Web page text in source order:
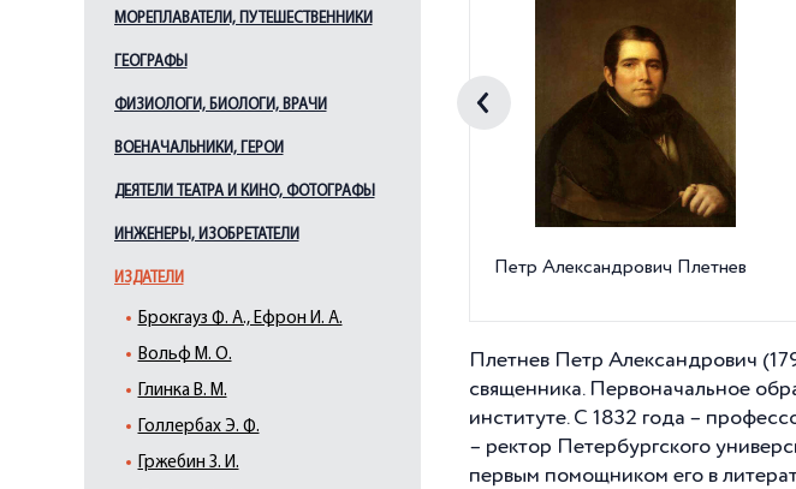
МОРЕПЛАВАТЕЛИ, ПУТЕШЕСТВЕННИКИ
ГЕОГРАФЫ
ФИЗИОЛОГИ, БИОЛОГИ, ВРАЧИ
ВОЕНАЧАЛЬНИКИ, ГЕРОИ
ДЕЯТЕЛИ ТЕАТРА И КИНО, ФОТОГРАФЫ
ИНЖЕНЕРЫ, ИЗОБРЕТАТЕЛИ
ИЗДАТЕЛИ
Брокгауз Ф. А., Ефрон И. А.
Вольф М. О.
Глинка В. М.
Голлербах Э. Ф.
Гржебин З. И.
Петр Александрович Плетнев
Плетнев Петр Александрович
священника. Первоначальное
институте. С 1832 года –
– ректор Петербургского
первым помощником его в